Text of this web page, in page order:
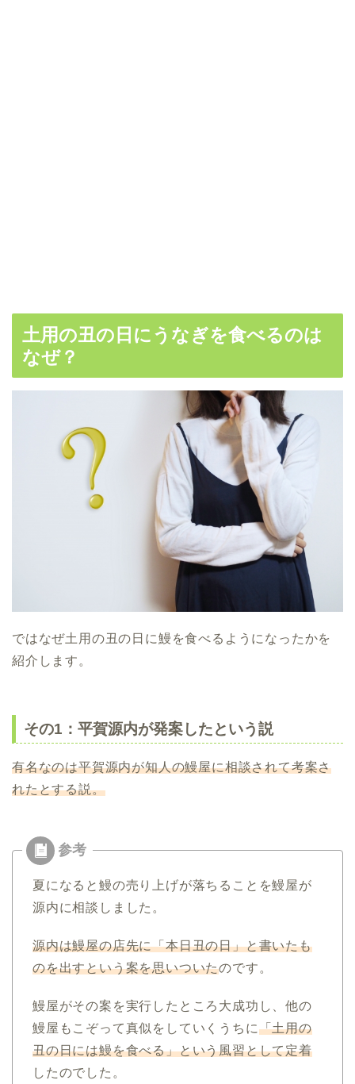
土用の丑の日にうなぎを食べるのは
なぜ？
ではなぜ土用の丑の日に鰻を食べるようになったかを
紹介します。
その1：平賀源内が発案したという説
有名なのは平賀源内が知人の鰻屋に相談されて考案さ
れたとする説。
夏になると鰻の売り上げが落ちることを鰻屋が
源内に相談しました。
源内は鰻屋の店先に「本日丑の日」と書いたも
のを出すという案を思いついたのです。
鰻屋がその案を実行したところ大成功し、他の
鰻屋もこぞって真似をしていくうちに「土用の
丑の日には鰻を食べる」という風習として定着
したのでした。